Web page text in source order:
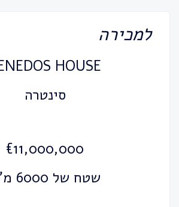
למכירה
HOUSE
סינטרה
€11,000,000
שטח של 6000 מ"ר